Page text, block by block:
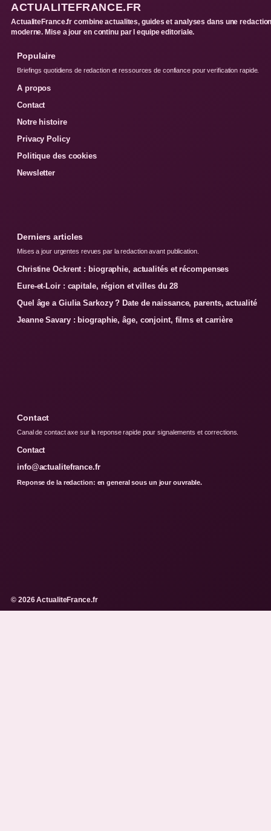
ACTUALITEFRANCE.FR
ActualiteFrance.fr combine actualites, guides et analyses dans une
moderne. Mise a jour en continu par l equipe editoriale.
Populaire
Briefings quotidiens de redaction et ressources de confiance pour verification rapide.
A propos
Contact
Notre histoire
Privacy Policy
Politique des cookies
Newsletter
Derniers articles
Mises a jour urgentes revues par la redaction avant publication.
Christine Ockrent : biographie, actualités et récompenses
Eure-et-Loir : capitale, région et villes du 28
Quel âge a Giulia Sarkozy ? Date de naissance, parents, actualité
Jeanne Savary : biographie, âge, conjoint, films et carrière
Contact
Canal de contact axe sur la reponse rapide pour signalements et corrections.
Contact
info@actualitefrance.fr
Reponse de la redaction: en general sous un jour ouvrable.
© 2026 ActualiteFrance.fr